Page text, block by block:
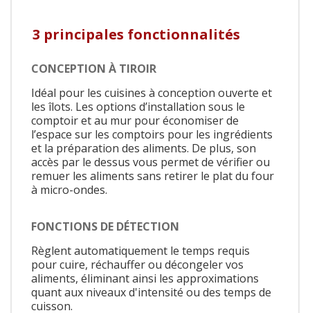
3 principales fonctionnalités
CONCEPTION À TIROIR
Idéal pour les cuisines à conception ouverte et
les îlots. Les options d’installation sous le
comptoir et au mur pour économiser de
l’espace sur les comptoirs pour les ingrédients
et la préparation des aliments. De plus, son
accès par le dessus vous permet de vérifier ou
remuer les aliments sans retirer le plat du four
à micro-ondes.
FONCTIONS DE DÉTECTION
Règlent automatiquement le temps requis
pour cuire, réchauffer ou décongeler vos
aliments, éliminant ainsi les approximations
quant aux niveaux d'intensité ou des temps de
cuisson.